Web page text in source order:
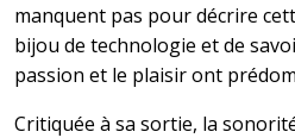
manquent pas pour décrire
bijou de technologie et de
passion et le plaisir ont
Critiquée à sa sortie, la